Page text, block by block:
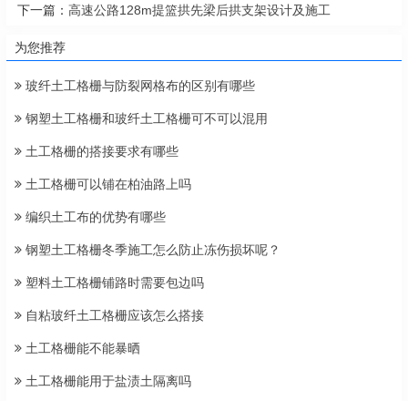
下一篇： 高速公路128m提篮拱先梁后拱支架设计及施工
为您推荐
玻纤土工格栅与防裂网格布的区别有哪些
钢塑土工格栅和玻纤土工格栅可不可以混用
土工格栅的搭接要求有哪些
土工格栅可以铺在柏油路上吗
编织土工布的优势有哪些
钢塑土工格栅冬季施工怎么防止冻伤损坏呢？
塑料土工格栅铺路时需要包边吗
自粘玻纤土工格栅应该怎么搭接
土工格栅能不能暴晒
土工格栅能用于盐渍土隔离吗